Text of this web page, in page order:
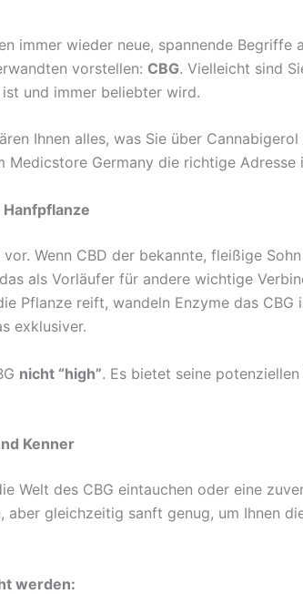
immer wieder neue, spannende
vorstellen: CBG. Vielleicht sind
ist und immer beliebter wird.
Ihnen alles, was Sie über
Germany die richtige
Wenn CBD der bekannte, fleißige
als Vorläufer für andere wichtige
Pflanze reift, wandeln Enzyme das
exklusiver.
nicht “high”. Es bietet seine
Kenner
Welt des CBG eintauchen oder eine
gleichzeitig sanft genug, um Ihnen
werden: